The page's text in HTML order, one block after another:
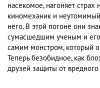
насекомое, нагоняет
киномеханик и
него. В этой погоне они
сумасшедшим ученым и
самим монстром, который
Теперь безобидное, как
друзей защиты от